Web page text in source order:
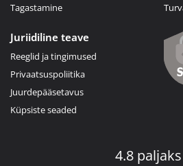
Tagastamine
Juriidiline teave
Reeglid ja tingimused
Privaatsuspoliitika
Juurdepääsetavus
Küpsiste seaded
4.8